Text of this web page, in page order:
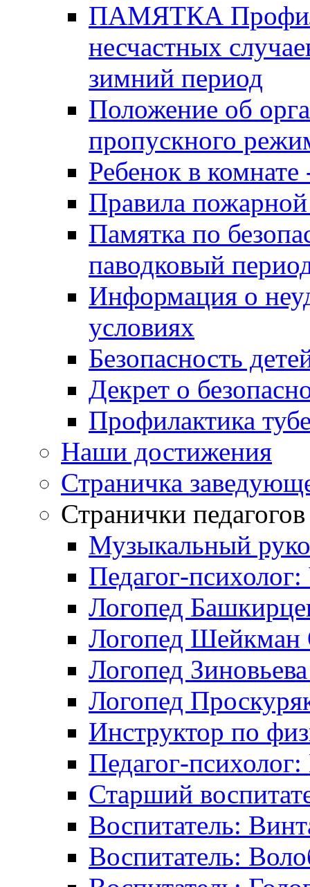
ПАМЯТКА
несчастных
зимний период
Положение об
пропускного
Ребенок в
Правила пожарной
Памятка по
паводковый
Информация о
условиях
Безопасность
Декрет о
Профилактика
Наши достижения
Страничка
Странички педагогов
Музыкальный
Педагог-
Логопед
Логопед
Логопед
Логопед
Инструктор по
Педагог-
Старший
Воспитатель:
Воспитатель: